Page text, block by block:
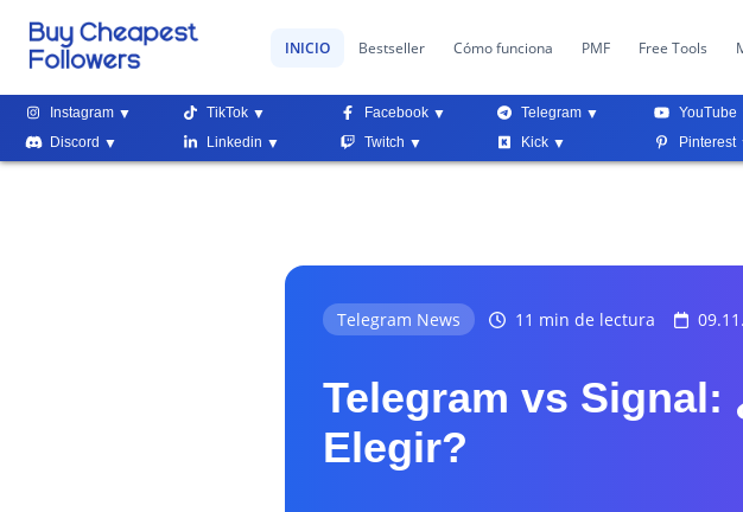
INICIO Bestseller Cómo funciona PMF Free Tools
Instagram TikTok Facebook Telegram YouTube
Discord
Linkedin Twitch Kick Pinterest
Telegram News 11 min de lectura
Telegram vs Signal:
Elegir?